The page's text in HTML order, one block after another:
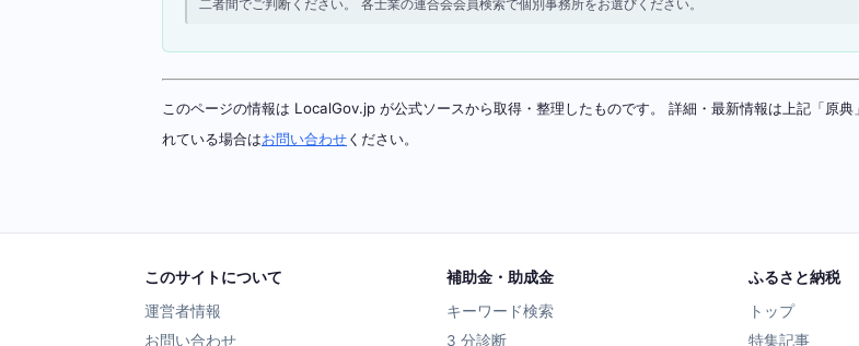
二者間でご判断ください。 各士業の連合会会員検索で個別事務所をお選びください。
このページの情報は LocalGov.jp が公式ソースから取得・整理したものです。 詳細・最新情報は上記「原
れている場合はお問い合わせください。
このサイトについて
運営者情報
お問い合わせ
補助金・助成金
キーワード検索
3 分診断
ふるさと納税
トップ
特集記事